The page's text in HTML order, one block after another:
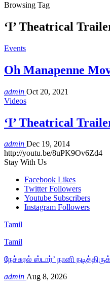
Browsing Tag
‘I’ Theatrical
Events
Oh Manapenne
admin Oct 20, 2021
Videos
‘I’ Theatrical
admin Dec 19, 2014
http://youtu.be/8uPK9Ov6Zd4
Stay With Us
Facebook Likes
Twitter Followers
Youtube Subscribers
Instagram Followers
Tamil
Tamil
நேச்சுரல் ஸ்டார்’ நானி
admin Aug 8, 2026